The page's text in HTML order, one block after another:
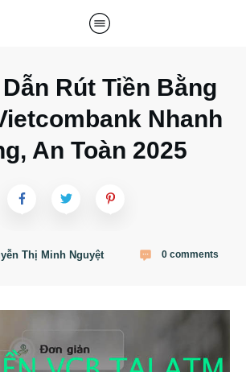
Rút Tiền Bằng
Nhanh
An Toàn 2025
Thị Minh Nguyệt 0comments